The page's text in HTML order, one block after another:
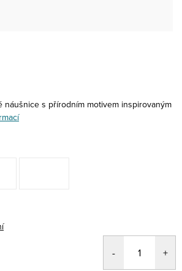
náušnice s přírodním motivem inspirovaným